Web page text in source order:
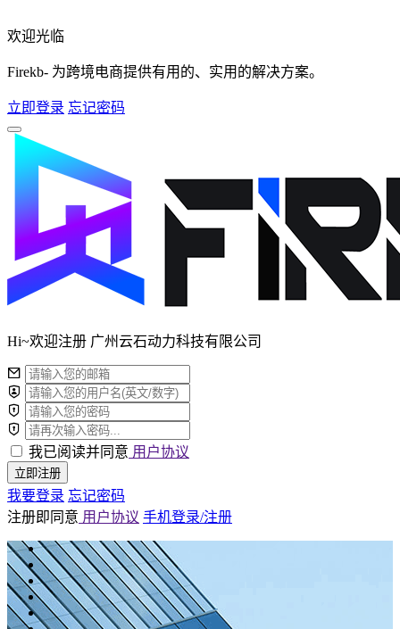
欢迎光临
Firekb- 为跨境电商提供有用的、实用的解决方案。
立即登录 忘记密码
Hi~欢迎注册 广州云石动力科技有限公司
我已阅读并同意 用户协议
立即注册
我要登录 忘记密码
注册即同意 用户协议 手机登录/注册